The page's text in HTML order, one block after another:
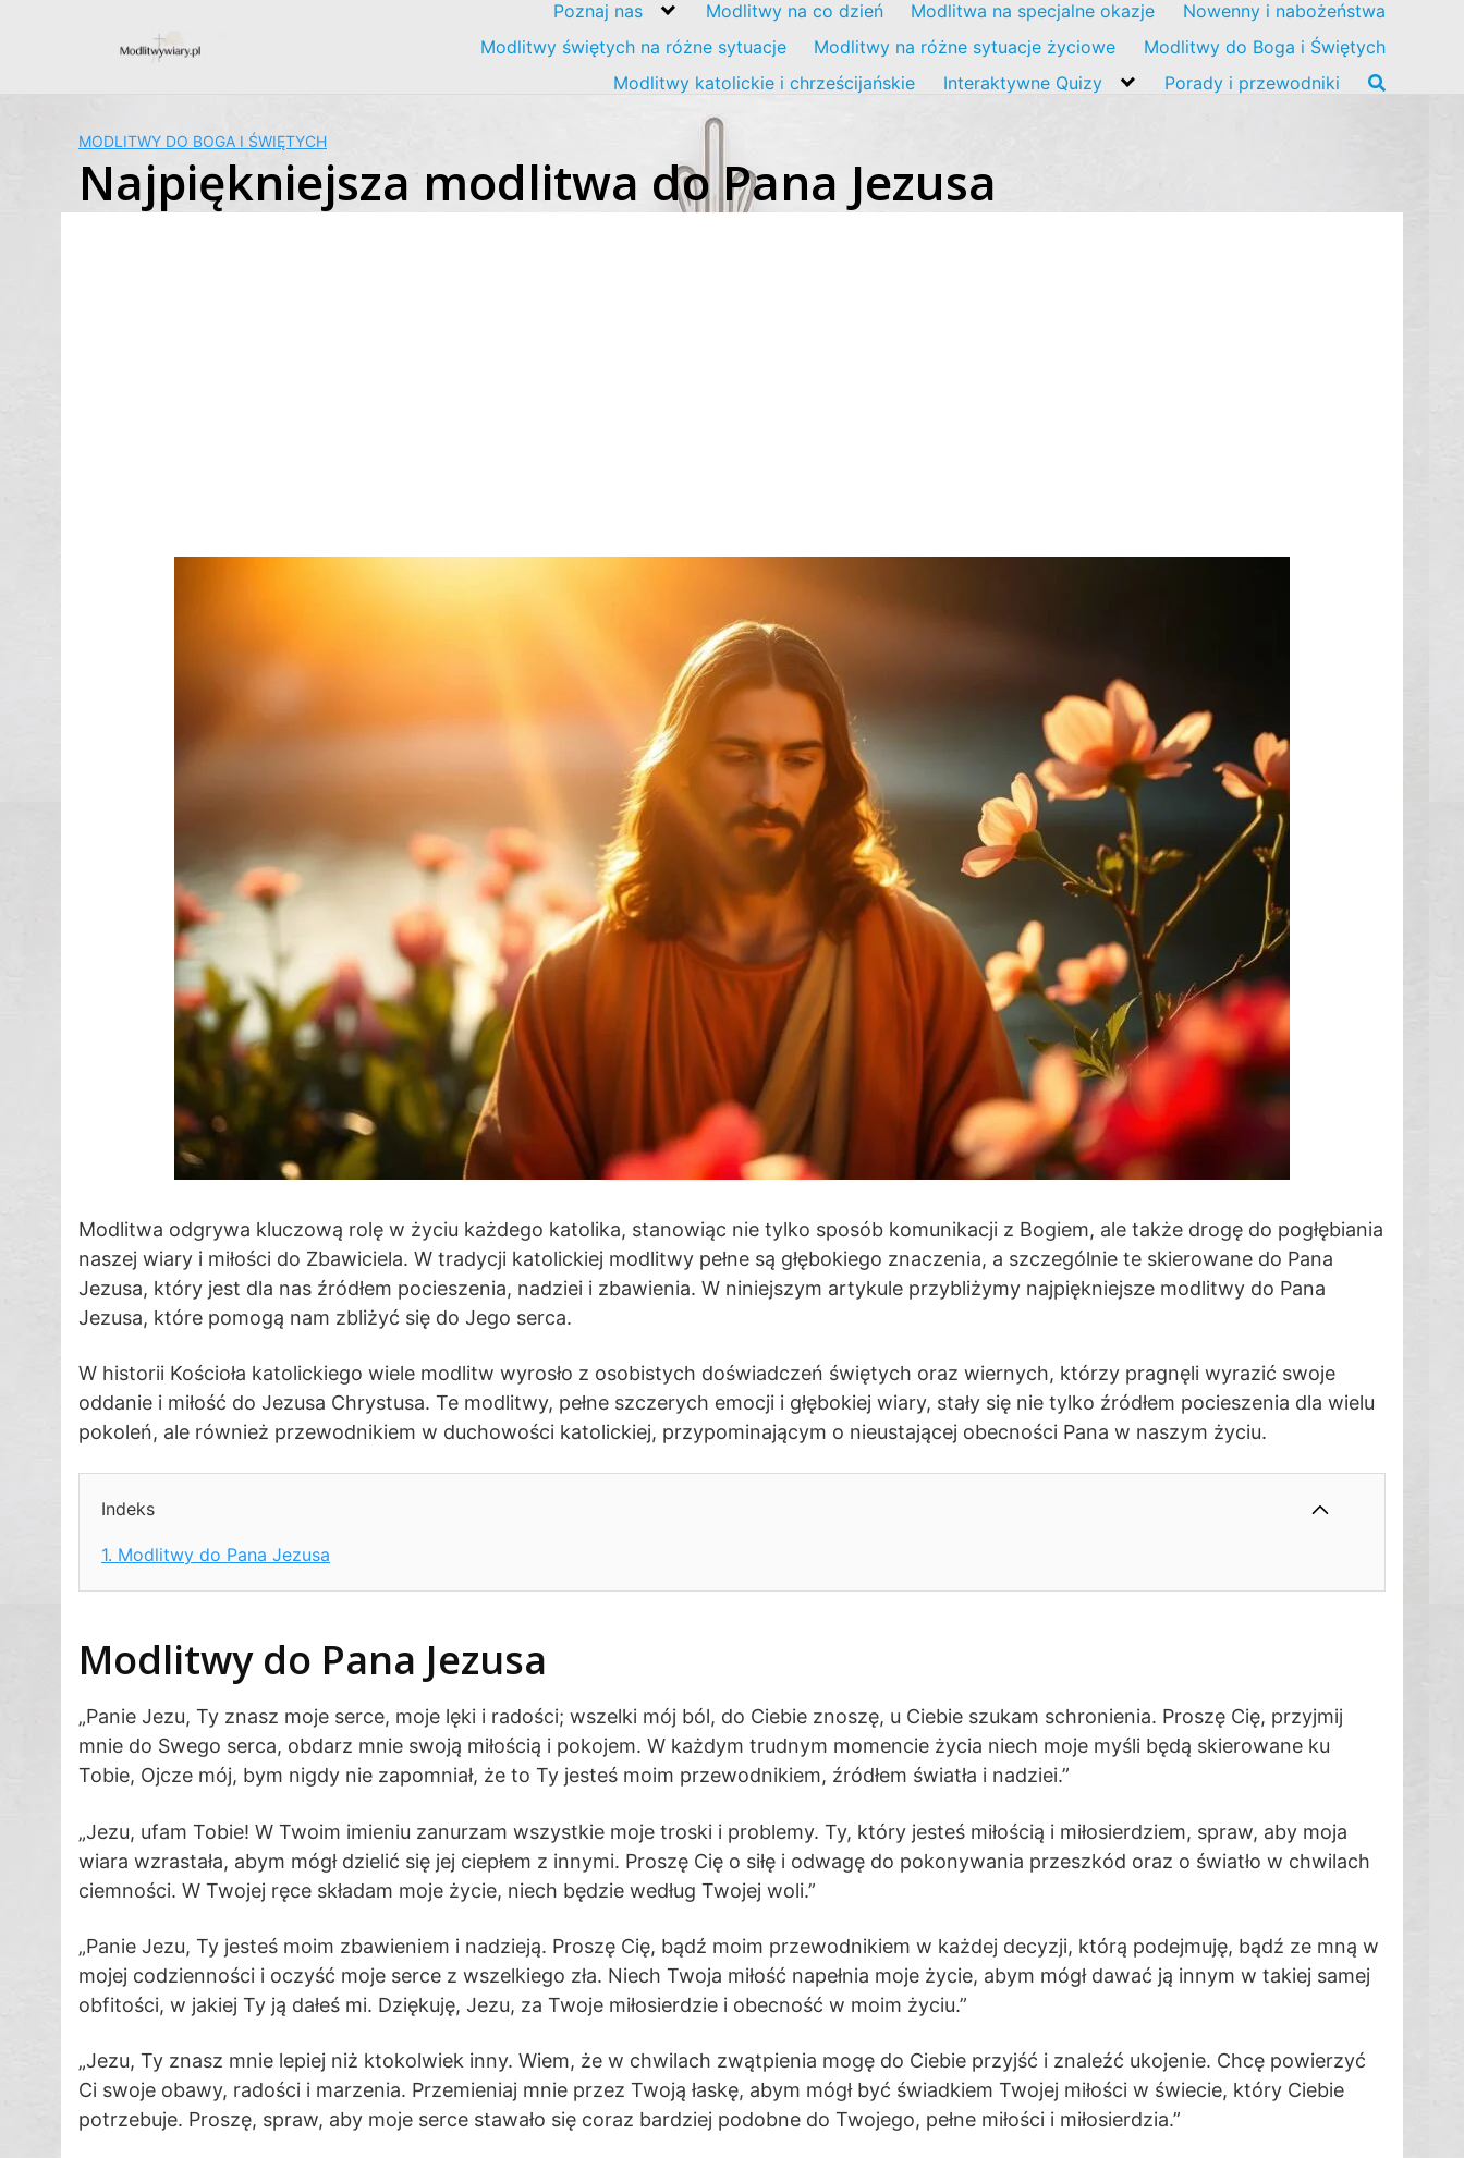
Poznaj nas Modlitwy na co dzień Modlitwa na specjalne okazje
Nowenny i nabożeństwa
Modlitwy świętych na różne sytuacje
Modlitwy na różne sytuacje życiowe
Modlitwy do Boga i Świętych
Modlitwy katolickie i chrześcijańskie
Interaktywne Quizy Porady i przewodniki
MODLITWY DO BOGA I ŚWIĘTYCH
Najpiękniejsza modlitwa do Pana Jezusa
Modlitwa odgrywa kluczową rolę w życiu każdego katolika, stanowiąc nie tylko sposób komunikacji z Bogiem, ale także drogę do pogłębiania
naszej wiary i miłości do Zbawiciela. W tradycji katolickiej modlitwy pełne są głębokiego znaczenia, a szczególnie te skierowane do Pana
Jezusa, który jest dla nas źródłem pocieszenia, nadziei i zbawienia. W niniejszym artykule przybliżymy najpiękniejsze modlitwy do Pana
Jezusa, które pomogą nam zbliżyć się do Jego serca.
W historii Kościoła katolickiego wiele modlitw wyrosło z osobistych doświadczeń świętych oraz wiernych, którzy pragnęli wyrazić swoje
oddanie i miłość do Jezusa Chrystusa. Te modlitwy, pełne szczerych emocji i głębokiej wiary, stały się nie tylko źródłem pocieszenia dla wielu
pokoleń, ale również przewodnikiem w duchowości katolickiej, przypominającym o nieustającej obecności Pana w naszym życiu.
Indeks
1. Modlitwy do Pana Jezusa
Modlitwy do Pana Jezusa
„Panie Jezu, Ty znasz moje serce, moje lęki i radości; wszelki mój ból, do Ciebie znoszę, u Ciebie szukam schronienia. Proszę Cię, przyjmij
mnie do Swego serca, obdarz mnie swoją miłością i pokojem. W każdym trudnym momencie życia niech moje myśli będą skierowane ku
Tobie, Ojcze mój, bym nigdy nie zapomniał, że to Ty jesteś moim przewodnikiem, źródłem światła i nadziei.”
„Jezu, ufam Tobie! W Twoim imieniu zanurzam wszystkie moje troski i problemy. Ty, który jesteś miłością i miłosierdziem, spraw, aby moja
wiara wzrastała, abym mógł dzielić się jej ciepłem z innymi. Proszę Cię o siłę i odwagę do pokonywania przeszkód oraz o światło w chwilach
ciemności. W Twojej ręce składam moje życie, niech będzie według Twojej woli.”
„Panie Jezu, Ty jesteś moim zbawieniem i nadzieją. Proszę Cię, bądź moim przewodnikiem w każdej decyzji, którą podejmuję, bądź ze mną w
mojej codzienności i oczyść moje serce z wszelkiego zła. Niech Twoja miłość napełnia moje życie, abym mógł dawać ją innym w takiej samej
obfitości, w jakiej Ty ją dałeś mi. Dziękuję, Jezu, za Twoje miłosierdzie i obecność w moim życiu.”
„Jezu, Ty znasz mnie lepiej niż ktokolwiek inny. Wiem, że w chwilach zwątpienia mogę do Ciebie przyjść i znaleźć ukojenie. Chcę powierzyć
Ci swoje obawy, radości i marzenia. Przemieniaj mnie przez Twoją łaskę, abym mógł być świadkiem Twojej miłości w świecie, który Ciebie
potrzebuje. Proszę, spraw, aby moje serce stawało się coraz bardziej podobne do Twojego, pełne miłości i miłosierdzia.”